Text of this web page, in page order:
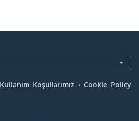
Kullanım Koşullarımız . Cookie Policy